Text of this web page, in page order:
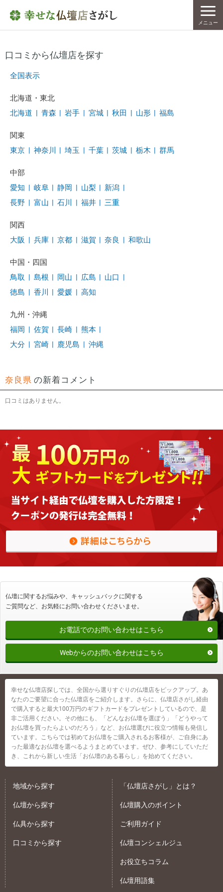
メニュー
口コミから仏壇店を探す
全国表示
北海道・東北
北海道 | 青森 | 岩手 | 宮城 | 秋田 | 山形 | 福島
関東
東京 | 神奈川 | 埼玉 | 千葉 | 茨城 | 栃木 | 群馬
中部
愛知 | 岐阜 | 静岡 | 山梨 | 新潟 |
長野 | 富山 | 石川 | 福井 | 三重
関西
大阪 | 兵庫 | 京都 | 滋賀 | 奈良 | 和歌山
中国・四国
鳥取 | 島根 | 岡山 | 広島 | 山口 |
徳島 | 香川 | 愛媛 | 高知
九州・沖縄
福岡 | 佐賀 | 長崎 | 熊本 |
大分 | 宮崎 | 鹿児島 | 沖縄
奈良県 の新着コメント
口コミはありません。
仏壇に関するお悩みや、キャッシュバックに関する
ご質問など、 お気軽にお問い合わせくださいませ。
お電話でのお問い合わせはこちら
Webからのお問い合わせはこちら
幸せな仏壇店探しでは、全国から選りすぐりの仏壇店をピックアップ。あ
なたのご要望に合った仏壇店をご紹介します。さらに、仏壇店さがし経由
で購入すると最大100万円のギフトカードをプレゼントしているので、是
非ご活用ください。その他にも、「どんなお仏壇を選ぼう」「どうやって
お仏壇を買ったらよいのだろう」など、お仏壇選びに役立つ情報も発信し
ています。こちらでは初めてお仏壇をご購入されるお客様が、ご自身にあ
った最適なお仏壇を選べるようまとめています。ぜひ、参考にしていただ
き、これから新しい生活「お仏壇のある暮らし」を始めてください。
地域から探す
仏壇から探す
仏具から探す
口コミから探す
「仏壇店さがし」とは？
仏壇購入のポイント
ご利用ガイド
仏壇コンシェルジュ
お役立ちコラム
仏壇用語集